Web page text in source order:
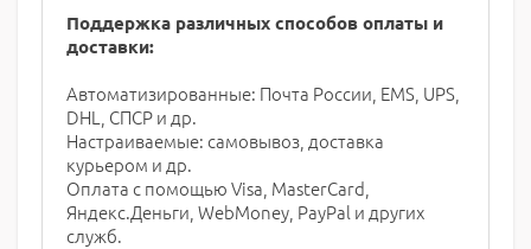
Поддержка различных способов оплаты и
доставки:
Автоматизированные: Почта России, EMS, UPS,
DHL, СПСР и др.
Настраиваемые: самовывоз, доставка
курьером и др.
Оплата с помощью Visa, MasterCard,
Яндекс.Деньги, WebMoney, PayPal и других
служб.